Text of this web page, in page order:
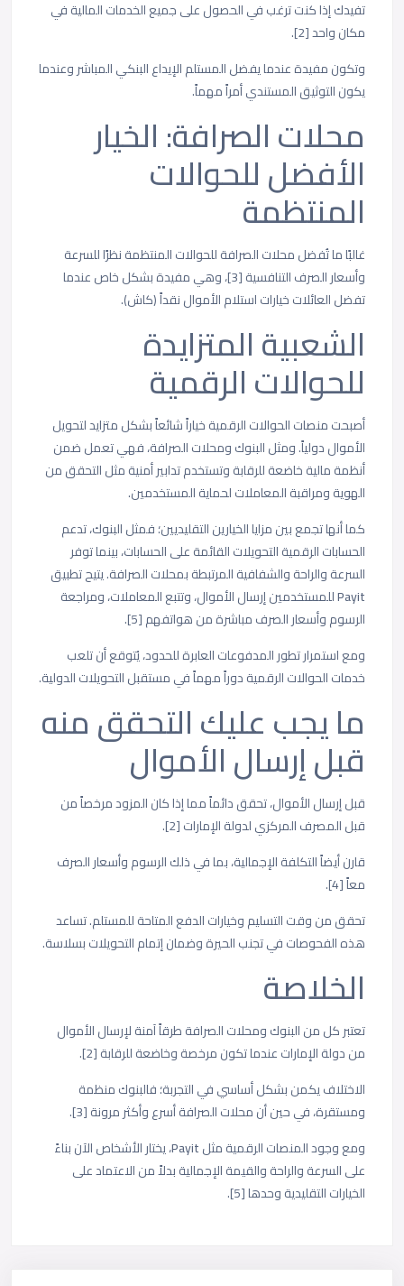
تفيدك إذا كنت ترغب في الحصول على جميع الخدمات المالية في
مكان واحد [2].
وتكون مفيدة عندما يفضل المستلم الإيداع البنكي المباشر وعندما
يكون التوثيق المستندي أمراً مهماً.
محلات الصرافة: الخيار
الأفضل للحوالات
المنتظمة
غالبًا ما تُفضل محلات الصرافة للحوالات المنتظمة نظرًا للسرعة
وأسعار الصرف التنافسية [3]، وهي مفيدة بشكل خاص عندما
تفضل العائلات خيارات استلام الأموال نقداً (كاش).
الشعبية المتزايدة
للحوالات الرقمية
أصبحت منصات الحوالات الرقمية خياراً شائعاً بشكل متزايد لتحويل
الأموال دولياً. ومثل البنوك ومحلات الصرافة، فهي تعمل ضمن
أنظمة مالية خاضعة للرقابة وتستخدم تدابير أمنية مثل التحقق من
الهوية ومراقبة المعاملات لحماية المستخدمين.
كما أنها تجمع بين مزايا الخيارين التقليديين؛ فمثل البنوك، تدعم
الحسابات الرقمية التحويلات القائمة على الحسابات، بينما توفر
السرعة والراحة والشفافية المرتبطة بمحلات الصرافة. يتيح تطبيق
Payitللمستخدمين إرسال الأموال، وتتبع المعاملات، ومراجعة
الرسوم وأسعار الصرف مباشرة من هواتفهم [5].
ومع استمرار تطور المدفوعات العابرة للحدود، يُتوقع أن تلعب
خدمات الحوالات الرقمية دوراً مهماً في مستقبل التحويلات الدولية.
ما يجب عليك التحقق منه
قبل إرسال الأموال
قبل إرسال الأموال، تحقق دائماً مما إذا كان المزود مرخصاً من
قبل المصرف المركزي لدولة الإمارات [2].
قارن أيضاً التكلفة الإجمالية، بما في ذلك الرسوم وأسعار الصرف
معاً [4].
تحقق من وقت التسليم وخيارات الدفع المتاحة للمستلم. تساعد
هذه الفحوصات في تجنب الحيرة وضمان إتمام التحويلات بسلاسة.
الخلاصة
تعتبر كل من البنوك ومحلات الصرافة طرقاً آمنة لإرسال الأموال
من دولة الإمارات عندما تكون مرخصة وخاضعة للرقابة [2].
الاختلاف يكمن بشكل أساسي في التجربة؛ فالبنوك منظمة
ومستقرة، في حين أن محلات الصرافة أسرع وأكثر مرونة [3].
ومع وجود المنصات الرقمية مثلPayit، يختار الأشخاص الآن بناءً
على السرعة والراحة والقيمة الإجمالية بدلاً من الاعتماد على
الخيارات التقليدية وحدها [5].